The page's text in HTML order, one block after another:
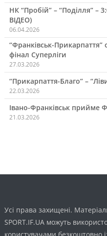
НК “Пробій” – “Поділля” –
ВІДЕО)
06.04.2026
“Франківськ-Прикарпаття”
фінал Суперліги
27.03.2026
“Прикарпаття-Благо” –
22.03.2026
Івано-Франківськ прийме
21.03.2026
Усі права захищені.
SPORT.IF.UA можуть